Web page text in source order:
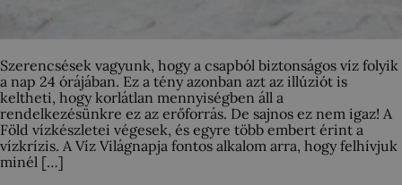
Szerencsések vagyunk, hogy a csapból biztonságos víz folyik
a nap 24 órájában. Ez a tény azonban azt az illúziót is
keltheti, hogy korlátlan mennyiségben áll a
rendelkezésünkre ez az erőforrás. De sajnos ez nem igaz! A
Föld vízkészletei végesek, és egyre több embert érint a
vízkrízis. A Víz Világnapja fontos alkalom arra, hogy felhívjuk
minél […]